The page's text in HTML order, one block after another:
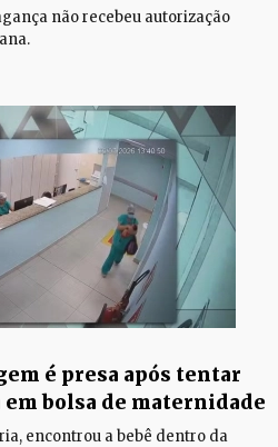
não recebeu autorização
é presa após tentar
bolsa de maternidade
encontrou a bebê dentro da